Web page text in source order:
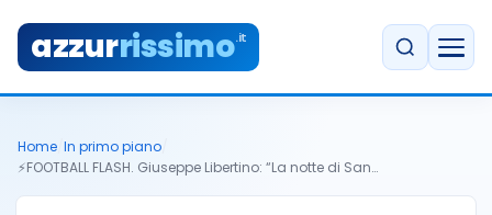
azzurrissimo.it
Home In primo piano
⚡FOOTBALL FLASH. Giuseppe Libertino: “La notte di San…